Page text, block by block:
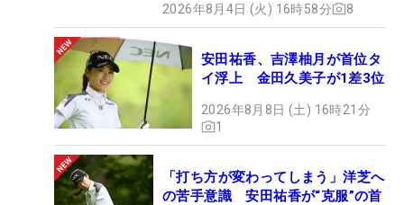
2026年8月4日 (火) 16時58分 8
安田祐香、吉澤柚月が首位タ
イ浮上 金田久美子が1差3位
2026年8月8日 (土) 16時21分
1
「打ち方が変わってしまう」洋芝へ
の苦手意識 安田祐香が“克服”の首